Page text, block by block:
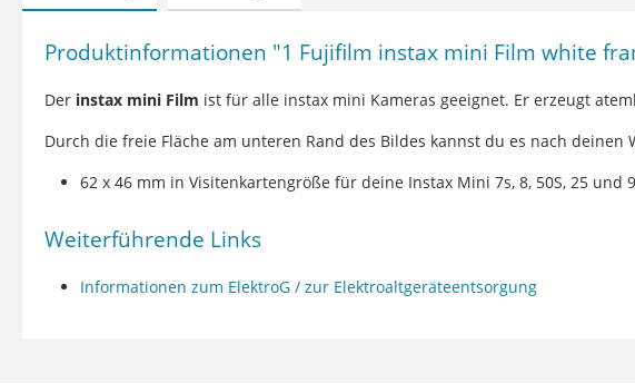
Produktinformationen "1 Fujifilm instax mini Film white
Der instax mini Film ist für alle instax mini Kameras geeignet. Er erzeugt
Durch die freie Fläche am unteren Rand des Bildes kannst du es nach
62 x 46 mm in Visitenkartengröße für deine Instax Mini 7s, 8, 50S, 25 und
Weiterführende Links
Informationen zum ElektroG / zur Elektroaltgeräteentsorgung